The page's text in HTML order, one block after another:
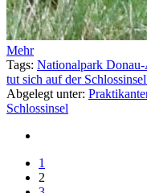
Mehr
Tags: Nationalpark
tut sich auf der
Abgelegt unter:
Schlossinsel
1
2